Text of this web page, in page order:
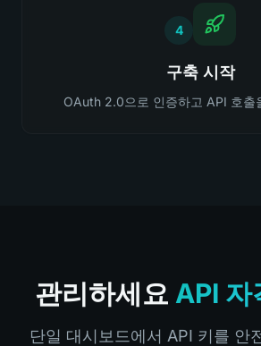
4
구축 시작
OAuth 2.0으로 인증하고 API 호출
관리하세요 API 자
단일 대시보드에서 API 키를 안